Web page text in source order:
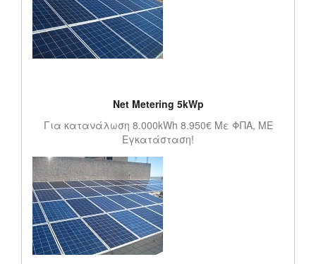
Net Metering 5kWp
Για κατανάλωση 8.000kWh 8.950€ Με ΦΠΑ, ΜΕ
Εγκατάσταση!